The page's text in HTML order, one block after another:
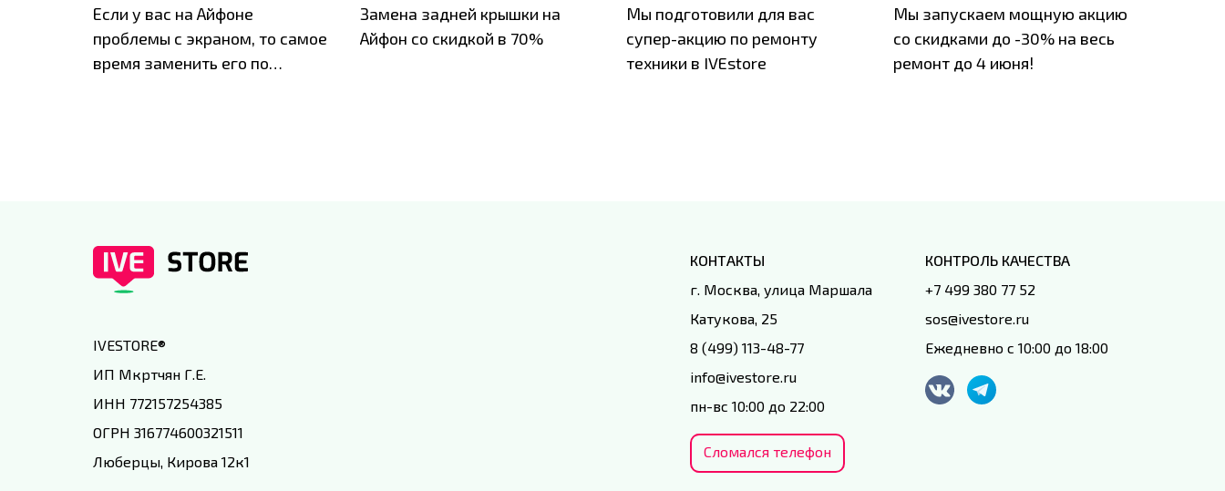
Если у вас на Айфоне
проблемы с экраном, то самое
время заменить его по
Замена задней крышки на
Айфон со скидкой в 70%
Мы подготовили для вас
супер-акцию по ремонту
техники в IVEstore
Мы запускаем мощную акцию
со скидками до -30% на весь
ремонт до 4 июня!
IVESTORE®
ИП Мкртчян Г.Е.
ИНН 772157254385
ОГРН 316774600321511
Люберцы, Кирова 12к1
КОНТАКТЫ
г. Москва, улица Маршала
Катукова, 25
8 (499) 113-48-77
info@ivestore.ru
пн-вс 10:00 до 22:00
Сломался телефон
КОНТРОЛЬ КАЧЕСТВА
+7 499 380 77 52
sos@ivestore.ru
Ежедневно с 10:00 до 18:00